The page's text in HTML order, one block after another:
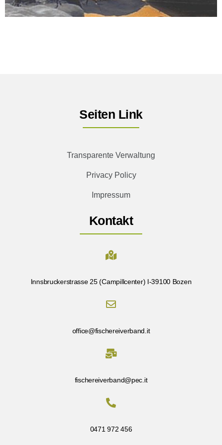
Seiten Link
Transparente Verwaltung
Privacy Policy
Impressum
Kontakt
Innsbruckerstrasse 25 (Campillcenter) I-39100 Bozen
office@fischereiverband.it
fischereiverband@pec.it
0471 972 456